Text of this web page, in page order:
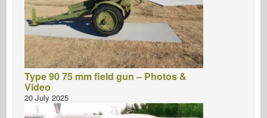
Type 90 75 mm field gun – Photos &
Video
20 July 2025